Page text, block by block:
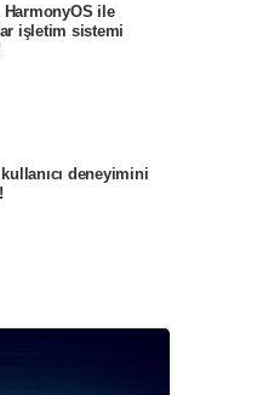
HarmonyOS ile
işletim sistemi
deneyimini